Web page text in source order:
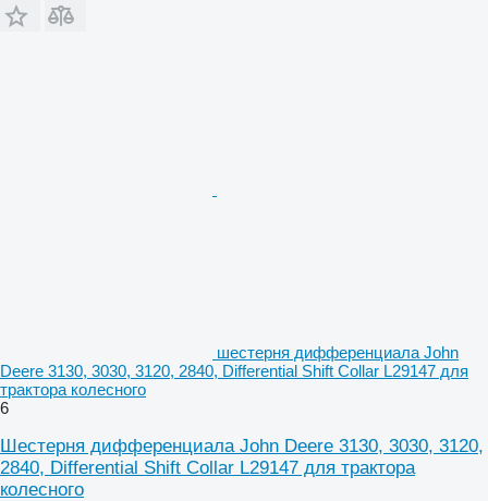
шестерня дифференциала John
Deere 3130, 3030, 3120, 2840, Differential Shift Collar L29147 для
трактора колесного
6
Шестерня дифференциала John Deere 3130, 3030, 3120,
2840, Differential Shift Collar L29147 для трактора
колесного